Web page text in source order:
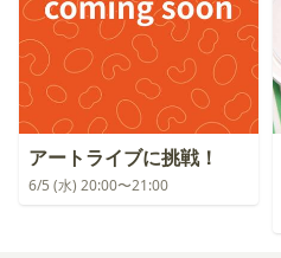
アートライブに挑戦！
6/5 (水) 20:00〜21:00